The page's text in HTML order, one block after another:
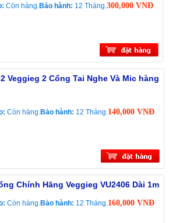
Còn hàng.Bảo hành: 12 Tháng.300,000 VNĐ
Veggieg 2 Cổng Tai Nghe Và Mic hàng
Còn hàng.Bảo hành: 12 Tháng.140,000 VNĐ
Chính Hãng Veggieg VU2406 Dài 1m
Còn hàng.Bảo hành: 12 Tháng.160,000 VNĐ